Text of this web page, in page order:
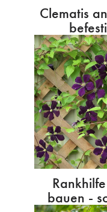
Clematis
bauen -